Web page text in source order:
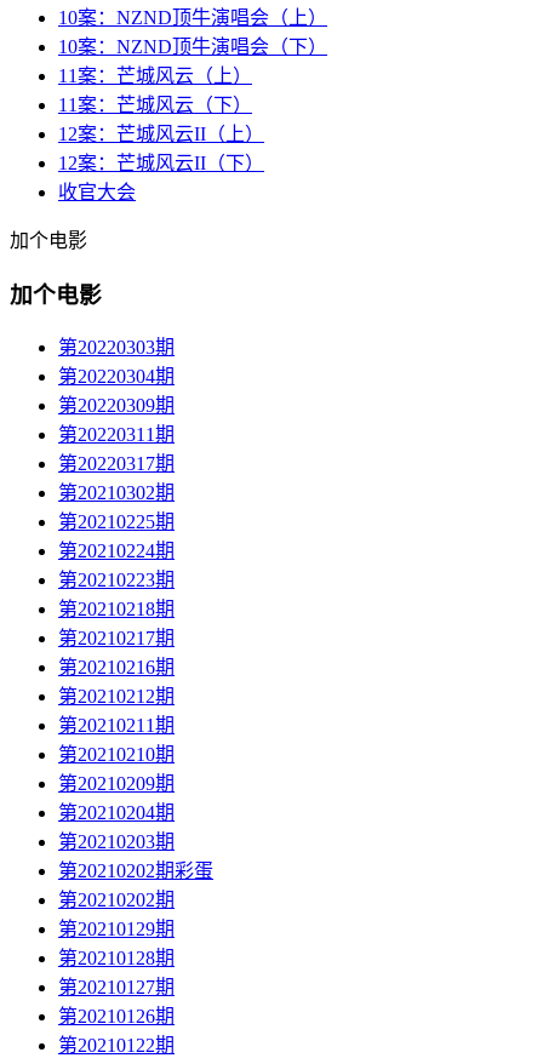
10案：NZND顶牛演唱会（上）
10案：NZND顶牛演唱会（下）
11案：芒城风云（上）
11案：芒城风云（下）
12案：芒城风云II（上）
12案：芒城风云II（下）
收官大会
加个电影
加个电影
第20220303期
第20220304期
第20220309期
第20220311期
第20220317期
第20210302期
第20210225期
第20210224期
第20210223期
第20210218期
第20210217期
第20210216期
第20210212期
第20210211期
第20210210期
第20210209期
第20210204期
第20210203期
第20210202期彩蛋
第20210202期
第20210129期
第20210128期
第20210127期
第20210126期
第20210122期